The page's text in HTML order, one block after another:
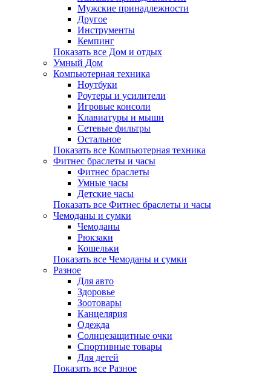
Мужские принадлежности
Другое
Инструменты
Кемпинг
Показать все Дом и отдых
Умный Дом
Компьютерная техника
Ноутбуки
Роутеры и усилители
Игровые консоли
Клавиатуры и мыши
Сетевые фильтры
Остальное
Показать все Компьютерная техника
Фитнес браслеты и часы
Фитнес браслеты
Умные часы
Детские часы
Показать все Фитнес браслеты и часы
Чемоданы и сумки
Чемоданы
Рюкзаки
Кошельки
Показать все Чемоданы и сумки
Разное
Для авто
Здоровье
Зоотовары
Канцелярия
Одежда
Солнцезащитные очки
Спортивные товары
Для детей
Показать все Разное